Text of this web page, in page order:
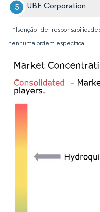
UBE Corporation
*Isenção de
nenhuma ordem específica